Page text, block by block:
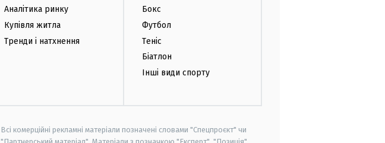
Аналітика ринку
Купівля житла
Тренди і натхнення
Бокс
Футбол
Теніс
Біатлон
Інші види спорту
Всі комерційні рекламні матеріали позначені словами "Спецпроєкт" чи